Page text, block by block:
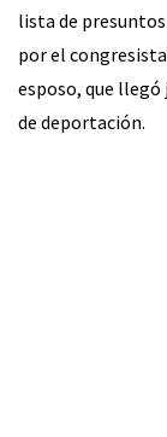
lista de
por el congresista
esposo, que llegó
de deportación.